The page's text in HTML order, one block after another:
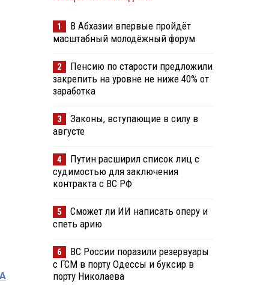
1
В Абхазии впервые пройдёт
масштабный молодёжный форум
2
Пенсию по старости предложили
закрепить на уровне не ниже 40% от
заработка
3
Законы, вступающие в силу в
августе
4
Путин расширил список лиц с
судимостью для заключения
контракта с ВС РФ
5
Сможет ли ИИ написать оперу и
спеть арию
6
ВС России поразили резервуары
с ГСМ в порту Одессы и буксир в
порту Николаева